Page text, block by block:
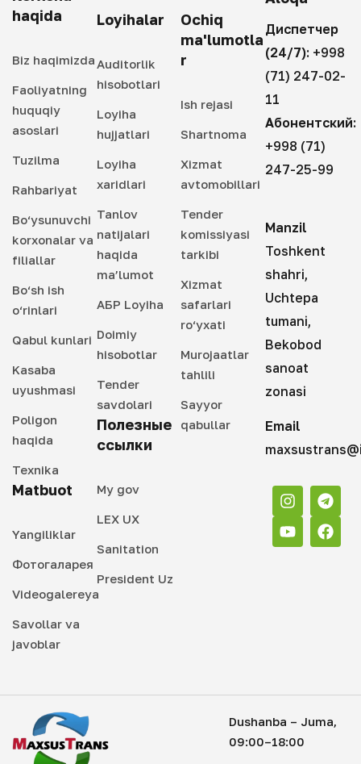
haqida
Biz haqimizda
Faoliyatning
huquqiy
asoslari
Tuzilma
Rahbariyat
Bo‘ysunuvchi
korxonalar va
filiallar
Bo‘sh ish
o‘rinlari
Qabul kunlari
Kasaba
uyushmasi
Poligon
haqida
Texnika
Matbuot
Yangiliklar
Фотогаларея
Videogalereya
Savollar va
javoblar
Loyihalar
Auditorlik
hisobotlari
Loyiha
hujjatlari
Loyiha
xaridlari
Tanlov
natijalari
haqida
ma’lumot
АБР Loyiha
Doimiy
hisobotlar
Tender
savdolari
Полезные
ссылки
My gov
LEX UX
Sanitation
President Uz
Ochiq
ma'lumotla
r
Ish rejasi
Shartnoma
Xizmat
avtomobillari
Tender
komissiyasi
tarkibi
Xizmat
safarlari
ro‘yxati
Murojaatlar
tahlili
Sayyor
qabullar
Диспетчер
(24/7): +998
(71) 247-02-
11
Абонентский:
+998 (71)
247-25-99
Manzil
Toshkent
shahri,
Uchtepa
tumani,
Bekobod
sanoat
zonasi
Email
Dushanba – Juma,
09:00–18:00